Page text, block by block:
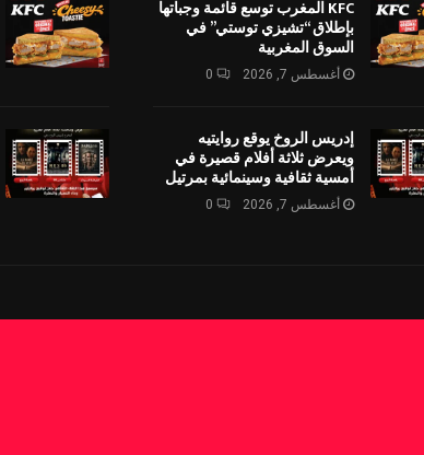
KFC المغرب توسع قائمة وجباتها
بإطلاق “تشيزي توستي” في
السوق المغربية
أغسطس 7, 2026 0
إدريس الروخ يوقع روايتيه
ويعرض ثلاثة أفلام قصيرة في
أمسية ثقافية وسينمائية بمرتيل
أغسطس 7, 2026 0